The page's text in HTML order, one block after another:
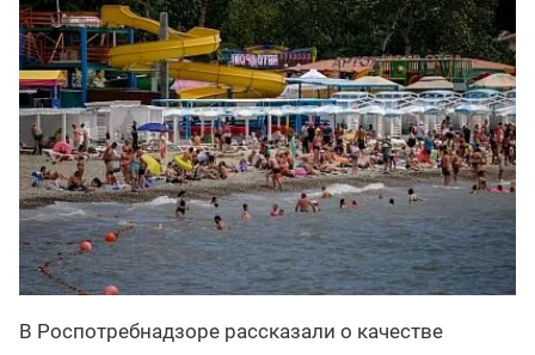
В Роспотребнадзоре рассказали о качестве